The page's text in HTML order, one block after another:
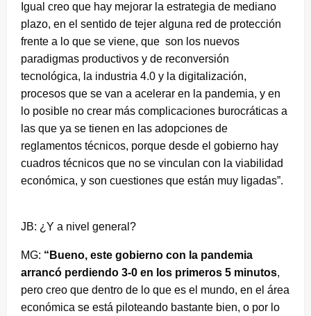
Igual creo que hay mejorar la estrategia de mediano
plazo, en el sentido de tejer alguna red de protección
frente a lo que se viene, que son los nuevos
paradigmas productivos y de reconversión
tecnológica, la industria 4.0 y la digitalización,
procesos que se van a acelerar en la pandemia, y en
lo posible no crear más complicaciones burocráticas a
las que ya se tienen en las adopciones de
reglamentos técnicos, porque desde el gobierno hay
cuadros técnicos que no se vinculan con la viabilidad
económica, y son cuestiones que están muy ligadas”.
JB: ¿Y a nivel general?
MG: “Bueno, este gobierno con la pandemia
arrancó perdiendo 3-0 en los primeros 5 minutos,
pero creo que dentro de lo que es el mundo, en el área
económica se está piloteando bastante bien, o por lo